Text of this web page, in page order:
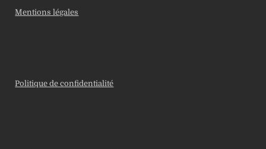
Mentions légales
Politique de confidentialité